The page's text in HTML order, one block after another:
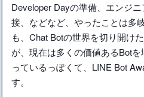
Developer Dayの準備、エンジ
接、などなど、やったことは多
も、Chat Botの世界を切り開け
が、現在は多くの価値あるBot
っているっぽくて、LINE Bot
す。